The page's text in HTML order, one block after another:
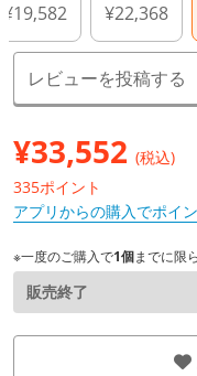
¥19,582
¥22,368
レビューを投稿する
¥33,552 (税込)
335ポイント
アプリからの購入でポイ
※一度のご購入で1個までに限
販売終了